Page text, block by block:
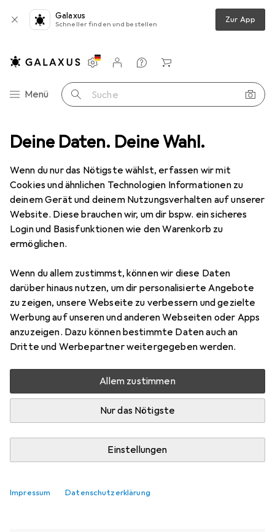
Deine Daten. Deine Wahl.
Wenn du nur das Nötigste wählst, erfassen wir mit
Cookies und ähnlichen Technologien Informationen zu
deinem Gerät und deinem Nutzungsverhalten auf unserer
Website. Diese brauchen wir, um dir bspw. ein sicheres
Login und Basisfunktionen wie den Warenkorb zu
ermöglichen.
Wenn du allem zustimmst, können wir diese Daten
darüber hinaus nutzen, um dir personalisierte Angebote
zu zeigen, unsere Webseite zu verbessern und gezielte
Werbung auf unseren und anderen Webseiten oder Apps
anzuzeigen. Dazu können bestimmte Daten auch an
Dritte und Werbepartner weitergegeben werden.
Allem zustimmen
Nur das Nötigste
Einstellungen
Impressum Datenschutzerklärung
Galaxus
Schneller finden und bestellen Zur App
Navigation nach Kategorien
Menü Suche
Einstellungen
Kundenkonto
Vergleichslisten
Merklisten
Warenkorb
Schubladenauszüge Hettich Front ArciTech, silber
Hettich Front ArciTech, silber
Bewertungen
Aktuell nicht lieferbar
Benachrichtigen, wenn lieferbar
Vergleichen Merken
Kostenloser Versand ab 30,– i
Verfügbarkeit